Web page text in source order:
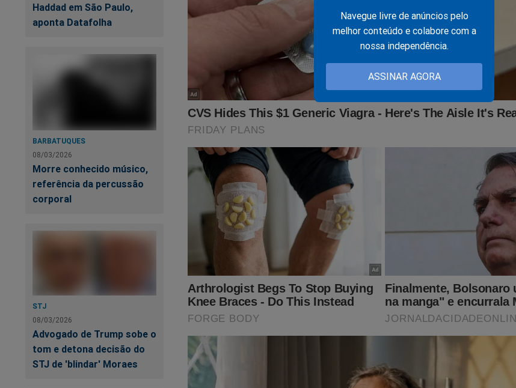
Navegue livre de anúncios pelo
melhor conteúdo e colabore com a
nossa independência.
ASSINAR AGORA
Haddad em São Paulo,
aponta Datafolha
BARBATUQUES
08/03/2026
Morre conhecido músico,
referência da percussão
corporal
STJ
08/03/2026
Advogado de Trump sobe o
tom e detona decisão do
STJ de 'blindar' Moraes
Lula tentou esconder, mas sua verdadeira face foi exposta. Detalhes e
do petista estão no livro"O Homem Mais Desonesto do Brasil - A
Luiz Inácio Lula da Silva".Aproveite enquanto é tempo. Clique no link abaixo:
https://www.conteudoconservador.com.br/products/a-maquina-contra-o-
sistema-tentou-destruir-um-presidente-e-despertou-uma-nacao